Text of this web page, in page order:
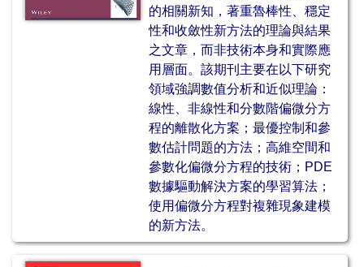
的相關新知，著重魯棒性、穩定
性和收斂性新方法的理論與結果
之文章，而非技術本身和實際應
用層面。該期刊主要在以下研究
領域強調數值分析和近似理論：
線性、非線性和分數階偏微分方
程的離散化方案；最優控制和參
數估計問題的方法；高維空間和
參數化偏微分方程的技術； PDE
數據驅動解決方案的學習算法；
使用偏微分方程對複雜現象建模
的新方法。